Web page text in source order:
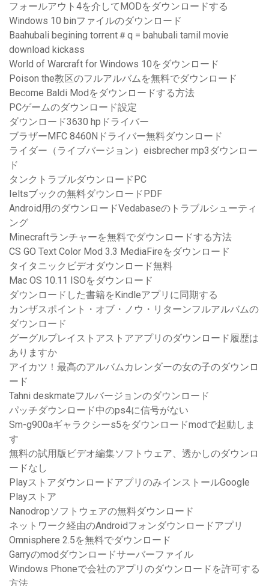
フォールアウト4を介してMODをダウンロードする
Windows 10 binファイルのダウンロード
Baahubali begining torrent＃q = bahubali tamil movie
download kickass
World of Warcraft for Windows 10をダウンロード
Poison the教区のフルアルバムを無料でダウンロード
Become Baldi Modをダウンロードする方法
PCゲームのダウンロード設定
ダウンロード3630 hpドライバー
ブラザーMFC 8460Nドライバー無料ダウンロード
ライダー（ライブバージョン）eisbrecher mp3ダウンロー
ド
タンクトラブルダウンロードPC
Ieltsブックの無料ダウンロードPDF
Android用のダウンロードVedabaseのトラブルシューティ
ング
Minecraftランチャーを無料でダウンロードする方法
CS GO Text Color Mod 3.3 MediaFireをダウンロード
タイタニックビデオダウンロード無料
Mac OS 10.11 ISOをダウンロード
ダウンロードした書籍をKindleアプリに同期する
カンザスポイント・オブ・ノウ・リターンフルアルバムの
ダウンロード
グーグルプレイストアストアアプリのダウンロード履歴は
ありますか
アイカツ！最高のアルバムカレンダーの女の子のダウンロ
ード
Tahni deskmateフルバージョンのダウンロード
パッチダウンロード中のps4に信号がない
Sm-g900aギャラクシーs5をダウンロードmodで起動しま
す
無料の試用版ビデオ編集ソフトウェア、透かしのダウンロ
ードなし
PlayストアダウンロードアプリのみインストールGoogle
Playストア
Nanodropソフトウェアの無料ダウンロード
ネットワーク経由のAndroidフォンダウンロードアプリ
Omn​​isphere 2.5を無料でダウンロード
Garryのmodダウンロードサーバーファイル
Windows Phoneで会社のアプリのダウンロードを許可する
方法